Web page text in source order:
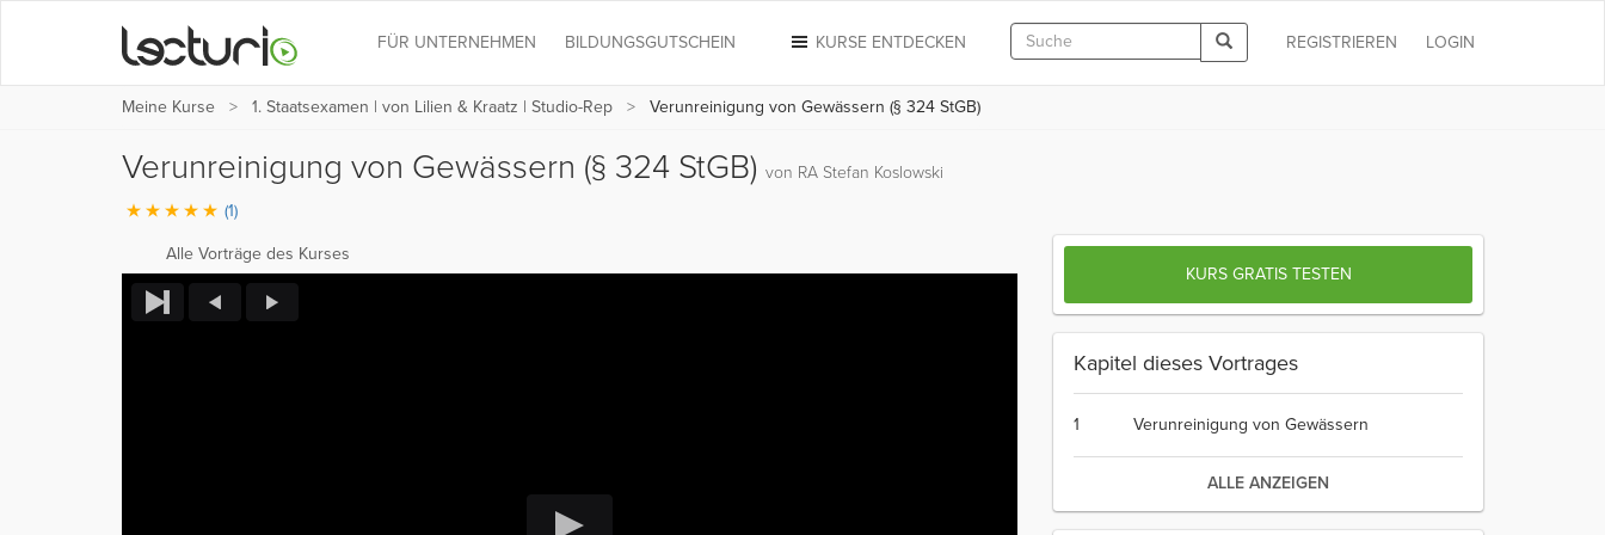
LOGIN
REGISTRIEREN
KURSE ENTDECKEN
FÜR UNTERNEHMEN BILDUNGSGUTSCHEIN
Meine Kurse 1. Staatsexamen | von Lilien & Kraatz | Studio-Rep Verunreinigung von Gewässern (§ 324 StGB)
Verunreinigung von Gewässern (§ 324 StGB) von RA Stefan Koslowski
(1)
Alle Vorträge des Kurses
KURS GRATIS TESTEN
Kapitel dieses Vortrages
1 Verunreinigung von Gewässern
ALLE ANZEIGEN